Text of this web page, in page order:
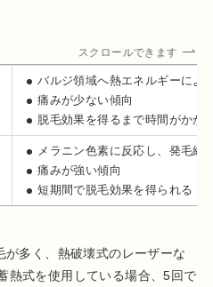
スクロールできます
バルジ領域へ熱エネルギーによ
痛みが少ない傾向
脱毛効果を得るまで時間がかか
メラニン色素に反応し、発毛組
痛みが強い傾向
短期間で脱毛効果を得られる
多く、熱破壊式のレーザーな
熱式を使用している場合、5回で